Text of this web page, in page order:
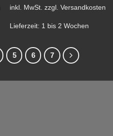
Produkt
mehrere
Die
Optionen
inkl. MwSt. zzgl. Versandkosten
Lieferzeit: 1 bis 2 Wochen
5 6 7